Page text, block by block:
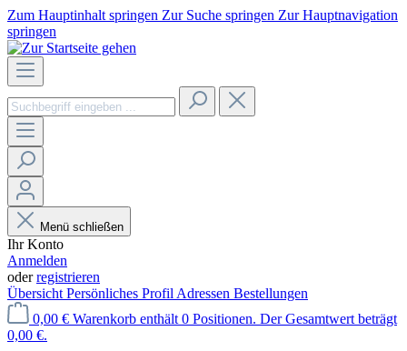
Zum Hauptinhalt springen Zur Suche springen Zur Hauptnavigation
springen
Menü schließen
Ihr Konto
Anmelden
oderregistrieren
Übersicht Persönliches Profil Adressen Bestellungen
0,00 € Warenkorb enthält 0 Positionen. Der Gesamtwert beträgt
0,00 €.